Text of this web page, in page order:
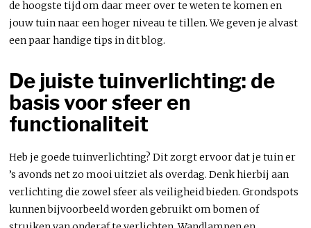
de hoogste tijd om daar meer over te weten te komen en
jouw tuin naar een hoger niveau te tillen. We geven je alvast
een paar handige tips in dit blog.
De juiste tuinverlichting: de
basis voor sfeer en
functionaliteit
Heb je goede tuinverlichting? Dit zorgt ervoor dat je tuin er
’s avonds net zo mooi uitziet als overdag. Denk hierbij aan
verlichting die zowel sfeer als veiligheid bieden. Grondspots
kunnen bijvoorbeeld worden gebruikt om bomen of